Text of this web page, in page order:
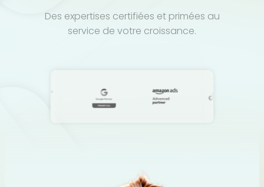
Des expertises certifiées et primées au
service de votre croissance.